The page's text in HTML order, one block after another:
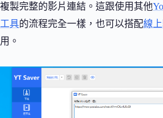
複製完整的影片連結。這跟使用其他
工具的流程完全一樣，也可以搭配線
用。